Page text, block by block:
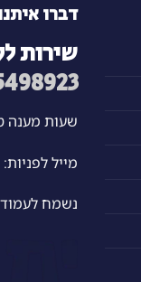
דברו
שירות
שעות מענה טלפוני
מייל לפניות:
נשמח